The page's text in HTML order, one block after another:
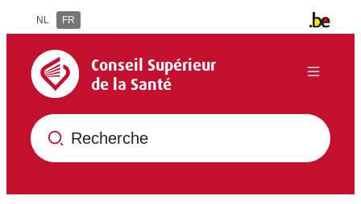
Au contenu
NL FR
Autres
Conseil Supérieur de la Santé
Conseil Supérieur
de la Santé
Que recherchez-vous ?
Menu